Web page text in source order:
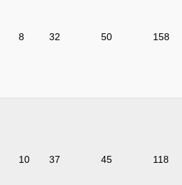
8 32 50 158
10 37 45 118